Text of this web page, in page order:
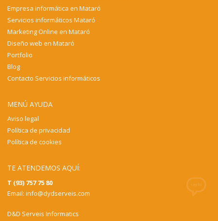
Empresa informática en Mataró
Servicios informáticos Mataró
Marketing Online en Mataró
Diseño web en Mataró
Portfolio
Blog
Contacto Servicios informáticos
MENÚ AYUDA
Aviso legal
Política de privacidad
Política de cookies
TE ATENDEMOS AQUÍ:
T (93) 757 75 80
Email: info@dydserveis.com
D&D Serveis Informatics